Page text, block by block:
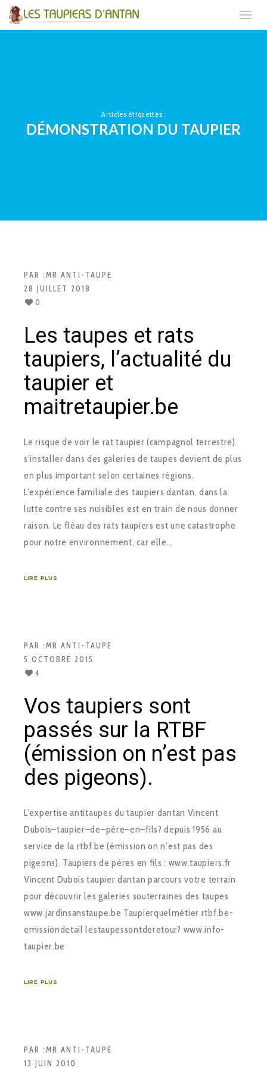
Articles étiquettés :
DÉMONSTRATION DU TAUPIER
PAR :MR ANTI-TAUPE
28 JUILLET 2018
0
Les taupes et rats
taupiers, l’actualité du
taupier et
maitretaupier.be
Le risque de voir le rat taupier (campagnol terrestre)
s’installer dans des galeries de taupes devient de plus
en plus important selon certaines régions.
L’expérience familiale des taupiers dantan, dans la
lutte contre ses nuisibles est en train de nous donner
raison. Le fléau des rats taupiers est une catastrophe
pour notre environnement, car elle…
LIRE PLUS
PAR :MR ANTI-TAUPE
5 OCTOBRE 2015
4
Vos taupiers sont
passés sur la RTBF
(émission on n’est pas
des pigeons).
L’expertise anti­taupes du taupier dantan Vincent
Dubois–taupier–de–père–en–fils? depuis 1956 au
service de la rtbf.be (émission on n’est pas des
pigeons). Taupiers de pères en fils : www.taupiers.fr
Vincent Dubois taupier dantan parcours votre terrain
pour découvrir les galeries souterraines des taupes
www.jardin­sans­taupe.be Taupier­quel­métier rtbf.be­
emission­detail ­les­taupes­sont­de­retour? www.info­
taupier.be
LIRE PLUS
PAR :MR ANTI-TAUPE
13 JUIN 2010